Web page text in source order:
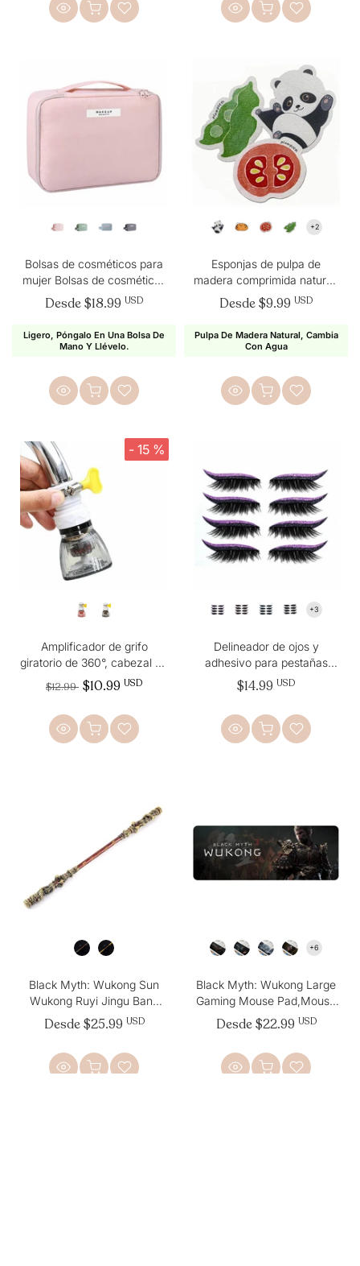
Bolsas de cosméticos para
mujer Bolsas de cosméticos
de viaje portátiles
Desde$18.99 USD
Ligero, Póngalo En Una Bolsa De
Mano Y Llévelo.
Esponjas de pulpa de
madera comprimida natural,
paquete de 5 a 20
Desde$9.99 USD
Pulpa De Madera Natural, Cambia
Con Agua
- 15 %
Amplificador de grifo
giratorio de 360°, cabezal de
filtro
$12.99 $10.99 USD
Delineador de ojos y
adhesivo para pestañas
reutilizable 2 en 1 con
purpurina
$14.99 USD
Black Myth: Wukong Sun
Wukong Ruyi Jingu Bang
alloy Weapon Ornaments
Toy
Desde $25.99 USD
Black Myth: Wukong Large
Gaming Mouse Pad,Mouse
Pad Gaming 31.5 x 11.8 in
Mouse Mat Desk Pad,Large
Desde $22.99 USD